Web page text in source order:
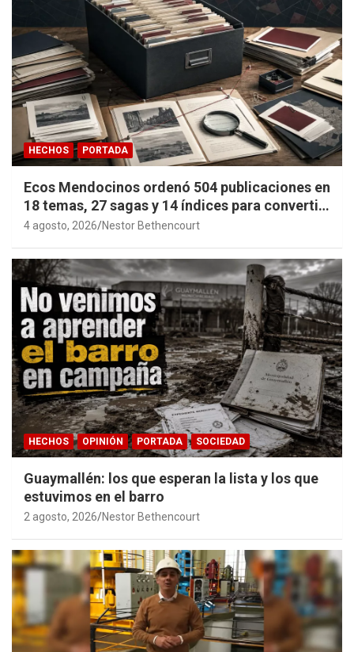
HECHOS PORTADA
Ecos Mendocinos ordenó 504 publicaciones en
18 temas, 27 sagas y 14 índices para convertir
años de investigación en memoria pública
4 agosto, 2026 Nestor Bethencourt
HECHOS OPINIÓN PORTADA SOCIEDAD
Guaymallén: los que esperan la lista y los que
estuvimos en el barro
2 agosto, 2026 Nestor Bethencourt